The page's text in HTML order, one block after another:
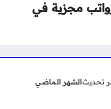
مجزية في
تحديثالشهر الماضي